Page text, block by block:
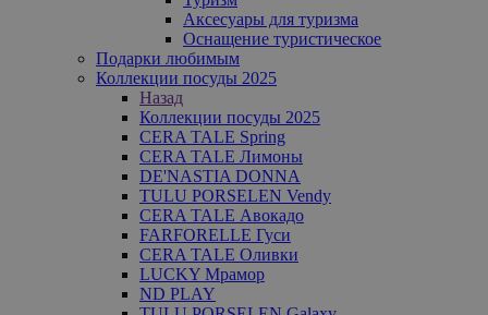
Аксесуары для туризма
Оснащение туристическое
Подарки любимым
Коллекции посуды 2025
Назад
Коллекции посуды 2025
CERA TALE Spring
CERA TALE Лимоны
DE'NASTIA DONNA
TULU PORSELEN Vendy
CERA TALE Авокадо
FARFORELLE Гуси
CERA TALE Оливки
LUCKY Мрамор
ND PLAY